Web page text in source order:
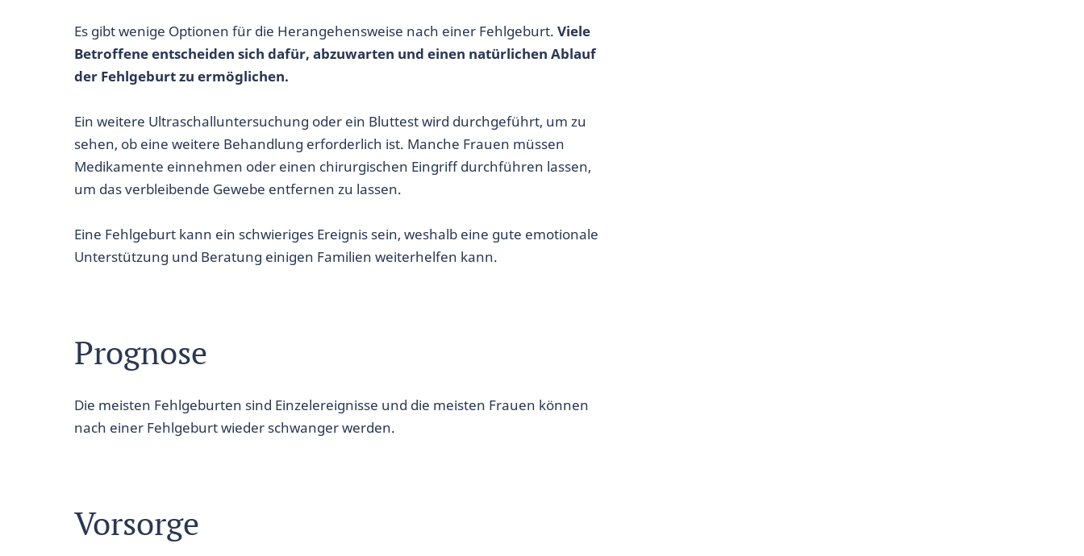
Es gibt wenige Optionen für die Herangehensweise nach einer Fehlgeburt. Viele
Betroffene entscheiden sich dafür, abzuwarten und einen natürlichen Ablauf
der Fehlgeburt zu ermöglichen.
Ein weitere Ultraschalluntersuchung oder ein Bluttest wird durchgeführt, um zu
sehen, ob eine weitere Behandlung erforderlich ist. Manche Frauen müssen
Medikamente einnehmen oder einen chirurgischen Eingriff durchführen lassen,
um das verbleibende Gewebe entfernen zu lassen.
Eine Fehlgeburt kann ein schwieriges Ereignis sein, weshalb eine gute emotionale
Unterstützung und Beratung einigen Familien weiterhelfen kann.
Prognose
Die meisten Fehlgeburten sind Einzelereignisse und die meisten Frauen können
nach einer Fehlgeburt wieder schwanger werden.
Vorsorge